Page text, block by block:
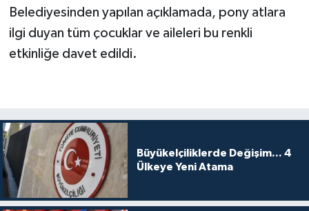
Belediyesinden yapılan açıklamada, pony atlara
ilgi duyan tüm çocuklar ve aileleri bu renkli
etkinliğe davet edildi.
Büyükelçiliklerde Değişim... 4
Ülkeye Yeni Atama